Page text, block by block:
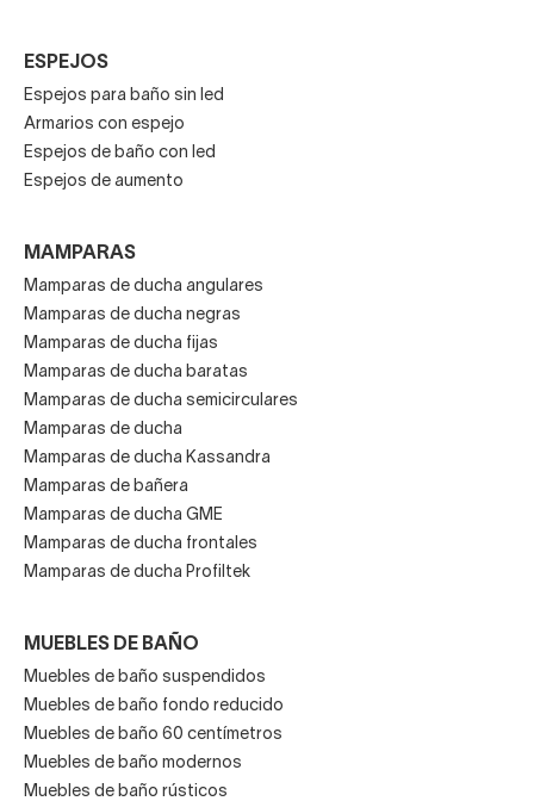
ESPEJOS
Espejos para baño sin led
Armarios con espejo
Espejos de baño con led
Espejos de aumento
MAMPARAS
Mamparas de ducha angulares
Mamparas de ducha negras
Mamparas de ducha fijas
Mamparas de ducha baratas
Mamparas de ducha semicirculares
Mamparas de ducha
Mamparas de ducha Kassandra
Mamparas de bañera
Mamparas de ducha GME
Mamparas de ducha frontales
Mamparas de ducha Profiltek
MUEBLES DE BAÑO
Muebles de baño suspendidos
Muebles de baño fondo reducido
Muebles de baño 60 centímetros
Muebles de baño modernos
Muebles de baño rústicos